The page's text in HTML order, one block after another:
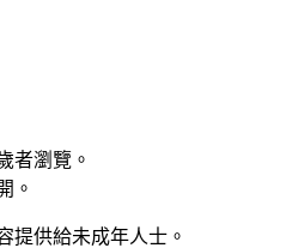
者瀏覽。
。
提供給未成年人士。